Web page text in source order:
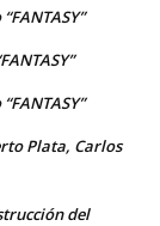
Plata, Carlos
del